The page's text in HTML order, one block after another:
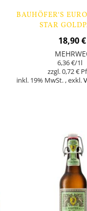
BAUHÖFER‘S
STAR
18,90 €
6,36 €/1l
0,72 €
inkl. 19% MwSt.,exkl.